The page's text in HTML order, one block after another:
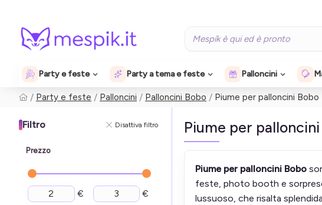
Party e feste Party a tema e feste Palloncini
Party e feste Palloncini Palloncini Bobo Piume per palloncini Bobo
Filtro Disattiva filtro
Prezzo
€ €
Piume per
Piume per palloncini Bobo
feste, photo booth e
lussuoso, che risalta